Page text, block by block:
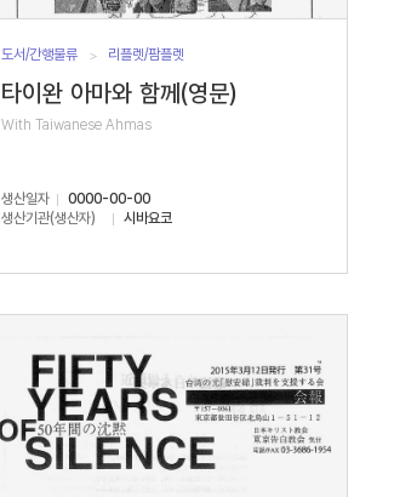
도서/간행물류 리플렛/팜플렛
타이완 아마와 함께(영문)
With Taiwanese Ahmas
생산일자
0000-00-00
생산기관(생산자)
시바요코